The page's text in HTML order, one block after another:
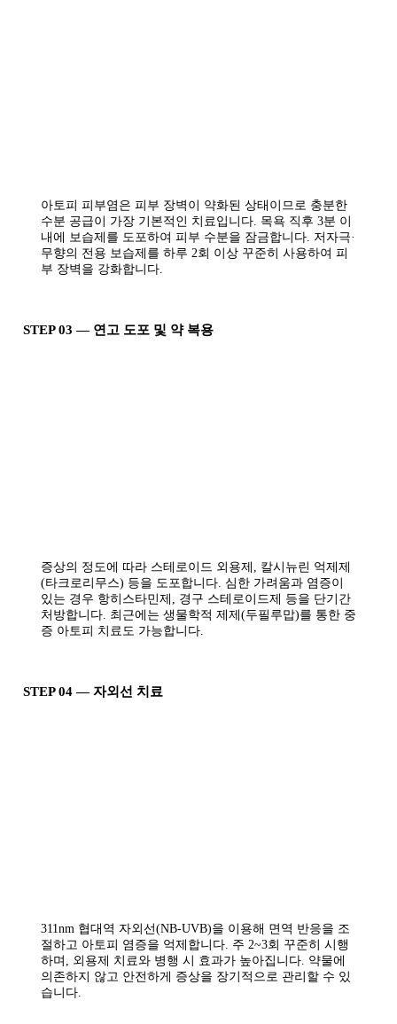
아토피 피부염은 피부 장벽이 약화된 상태이므로 충분한
수분 공급이 가장 기본적인 치료입니다. 목욕 직후 3분 이
내에 보습제를 도포하여 피부 수분을 잠금합니다. 저자극·
무향의 전용 보습제를 하루 2회 이상 꾸준히 사용하여 피
부 장벽을 강화합니다.
STEP 03 — 연고 도포 및 약 복용
증상의 정도에 따라 스테로이드 외용제, 칼시뉴린 억제제
(타크로리무스) 등을 도포합니다. 심한 가려움과 염증이
있는 경우 항히스타민제, 경구 스테로이드제 등을 단기간
처방합니다. 최근에는 생물학적 제제(두필루맙)를 통한 중
증 아토피 치료도 가능합니다.
STEP 04 — 자외선 치료
311nm 협대역 자외선(NB-UVB)을 이용해 면역 반응을 조
절하고 아토피 염증을 억제합니다. 주 2~3회 꾸준히 시행
하며, 외용제 치료와 병행 시 효과가 높아집니다. 약물에
의존하지 않고 안전하게 증상을 장기적으로 관리할 수 있
습니다.